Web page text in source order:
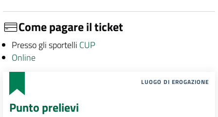
Come pagare il ticket
Presso gli sportelli CUP
Online
LUOGO DI EROGAZIONE
Punto prelievi